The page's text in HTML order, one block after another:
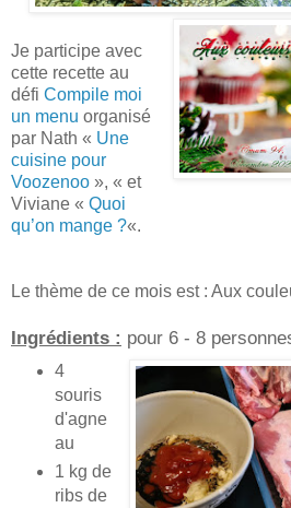
Je participe avec
cette recette au
défi Compile moi
un menu organisé
par Nath « Une
cuisine pour
Voozenoo », « et
Viviane « Quoi
qu’on mange ?«.
Le thème de ce mois est : Aux
Ingrédients : pour 6 - 8
4
souris
d'agne
au
1 kg de
ribs de